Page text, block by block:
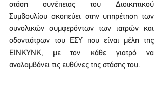
στάση συνέπειας του Διοικητικού
Συμβουλίου σκοπεύει στην υπηρέτηση των
συνολικών συμφερόντων των ιατρών και
οδοντιάτρων του ΕΣΥ που είναι μέλη της
ΕΙΝΚΥΝΚ, με τον κάθε γιατρό να
αναλαμβάνει τις ευθύνες της στάσης του.